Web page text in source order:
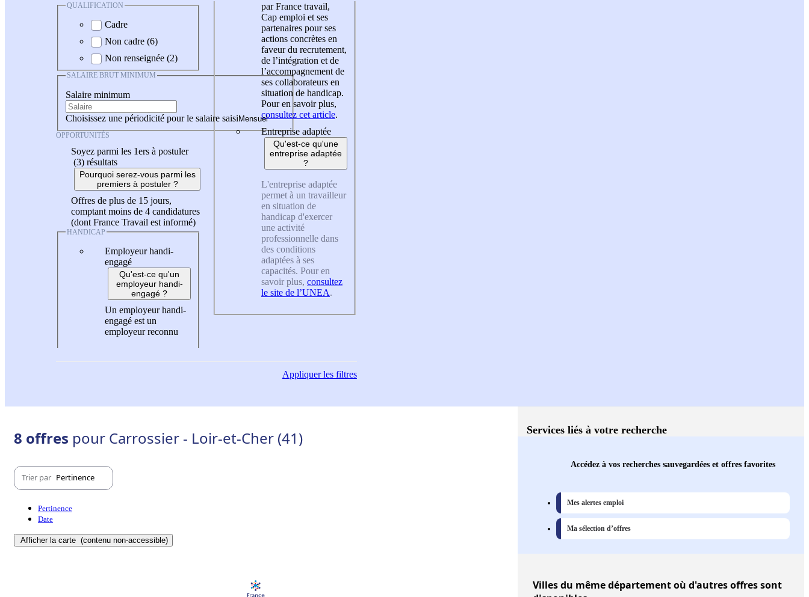
QUALIFICATION
Cadre
Non cadre (6)
Non renseignée (2)
SALAIRE BRUT MINIMUM
Salaire minimum
Choisissez une périodicité pour le salaire saisi
OPPORTUNITÉS
Soyez parmi les 1ers à postuler
(3) résultats
Pourquoi serez-vous parmi les
premiers à postuler ?
Offres de plus de 15 jours,
comptant moins de 4 candidatures
(dont France Travail est informé)
HANDICAP
Employeur handi-
engagé
Qu'est-ce qu'un
employeur handi-
engagé ?
Un employeur handi-
engagé est un
employeur reconnu
par France travail,
Cap emploi et ses
partenaires pour ses
actions concrètes en
faveur du recrutement,
de l’intégration et de
l’accompagnement de
ses collaborateurs en
situation de handicap.
Pour en savoir plus,
consultez cet article.
Entreprise adaptée
Qu'est-ce qu'une
entreprise adaptée
?
L'entreprise adaptée
permet à un travailleur
en situation de
handicap d'exercer
une activité
professionnelle dans
des conditions
adaptées à ses
capacités. Pour en
savoir plus, consultez
le site de l’UNEA.
Appliquerles filtres
8 offres pour Carrossier - Loir-et-Cher (41)
Trier par Pertinence
Pertinence
Date
Afficher la carte (contenu non-accessible)
Services liés à votre recherche
Accédez à vos recherches sauvegardées et offres favorites
Mes alertes emploi
Ma sélection d’offres
Villesdu même département où d'autres offres sont